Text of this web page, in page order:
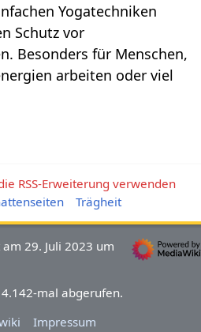
Yogatechniken
Schutz vor
Besonders für Menschen,
arbeiten oder viel
RSS-Erweiterung verwenden
Trägheit
29. Juli 2023 um
mal abgerufen.
Impressum